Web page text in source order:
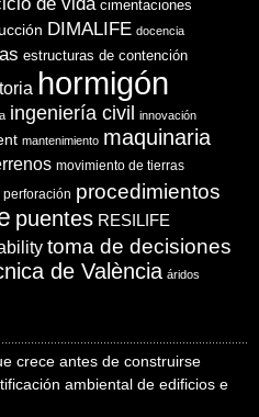
cimentaciones
DIMALIFE docencia
estructuras de contención
hormigón
ingeniería civil innovación
mantenimiento maquinaria
movimiento de tierras
perforación procedimientos
puentes RESILIFE
toma de decisiones
de València áridos
crece antes de construirse
ambiental de edificios e